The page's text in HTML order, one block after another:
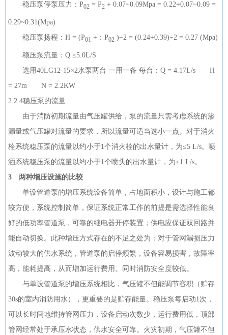
稳压泵停泵压力：P02 = P2 + 0.07~0.09Mpa = 0.22+0.07~0.09 =
0.29~0.31(Mpa)
稳压泵扬程：H = (P01 +：P02 )÷2 = (0.24+0.39)÷2 = 0.27 (Mpa)
稳压泵流量：Q ≤5.0L/S
选用40LG12-15×2水泵两台 一用一备 每台：Q = 4.17L/s H
= 27m N = 2.2KW
2.2.4稳压泵的流量
由于消防初期流量由气压罐供给，泵的流量只需考虑系统的渗
漏量或气压罐对流量的要求，所以流量可适当选小一点。对于消火
栓系统稳压泵的流量以约小于1个消火栓的出水量计，为≤5 L/s。喷
洒系统稳压泵的流量以约小于1个喷头的出水量计，为≤1 L/s。
3 两种增压设施的比较
单设管道泵的增压系统设备简单，占地面积小，设计与施工都
较方便，系统控制简单，保证系统正常工作的前提是需选择性能良
好的低功率管道泵，可靠的继电器开停装置；供电应保证双回路并
能自动切换。此种增压方式存在的不足之处为：对于管网漏损压力
波动较大的供水系统，管道泵的启停频繁，设备容易损害，故障率
高，能耗提高，从而增加运行费用。同时消防安全度较低。
与单设管道泵的增压系统相比，气压罐不但能调节容积（贮存
30s的室内消防用水），更重要的是贮存能量。稳压泵每启动1次，
可以长时间地维持管网压力，设备启动次数少，运行费用低，顶部
管网经常处于承压水状态，供水安全可靠。火灾初期，气压罐不但